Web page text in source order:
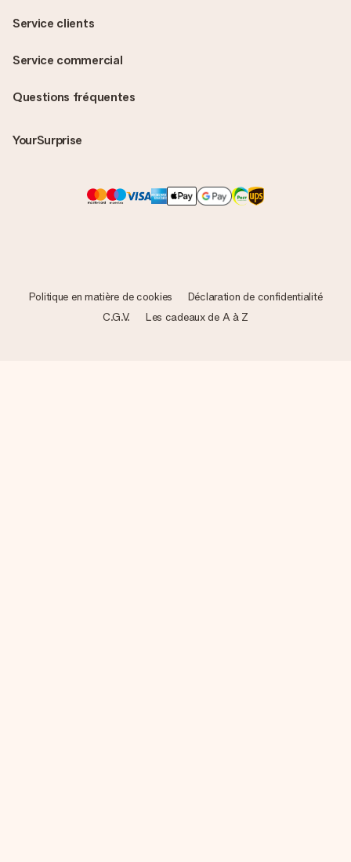
Questions fréquentes
YourSurprise
Service clients
Service commercial
Politique en matière de cookies
Déclaration de confidentialité
C.G.V.
Les cadeaux de A à Z